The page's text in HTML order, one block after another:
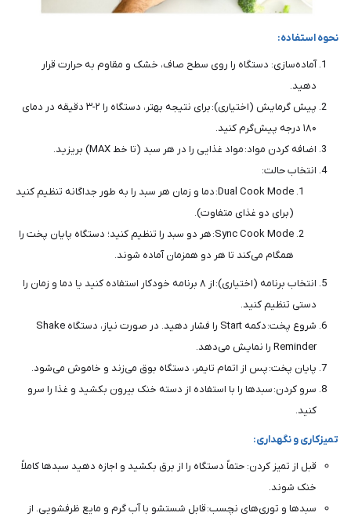
نحوه استفاده:
آماده‌سازی: دستگاه را روی سطح صاف، خشک و مقاوم به حرارت قرار
دهید.
پیش گرمایش (اختیاری): برای نتیجه بهتر، دستگاه را ۲-۳ دقیقه در دمای
۱۸۰ درجه پیش‌گرم کنید.
اضافه کردن مواد: مواد غذایی را در هر سبد (تا خط MAX) بریزید.
انتخاب حالت:
Dual Cook Mode: دما و زمان هر سبد را به طور جداگانه تنظیم کنید
(برای دو غذای متفاوت).
Sync Cook Mode: هر دو سبد را تنظیم کنید؛ دستگاه پایان پخت را
همگام می‌کند تا هر دو همزمان آماده شوند.
انتخاب برنامه (اختیاری): از ۸ برنامه خودکار استفاده کنید یا دما و زمان را
دستی تنظیم کنید.
شروع پخت: دکمه Start را فشار دهید. در صورت نیاز، دستگاه Shake
Reminder را نمایش می‌دهد.
پایان پخت: پس از اتمام تایمر، دستگاه بوق می‌زند و خاموش می‌شود.
سرو کردن: سبدها را با استفاده از دسته خنک بیرون بکشید و غذا را سرو
کنید.
تمیزکاری و نگهداری:
قبل از تمیز کردن: حتماً دستگاه را از برق بکشید و اجازه دهید سبدها کاملاً
خنک شوند.
سبدها و توری‌های نچسب: قابل شستشو با آب گرم و مایع ظرفشویی. از